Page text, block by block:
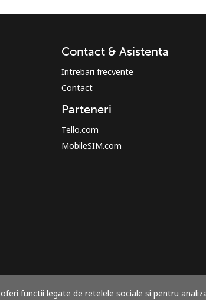
Buna!
CREEAZA CONT NOU →
sau
functii legate de retelele sociale si pentru
Contact & Asistenta
Intrebari frecvente
Contact
Parteneri
Tello.com
MobileSIM.com